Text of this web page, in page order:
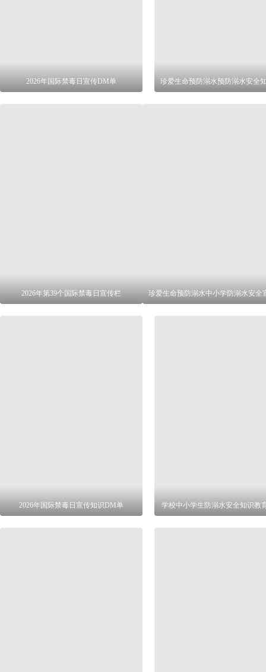
2026年国际禁毒日宣传DM单
2026年第39个国际禁毒日宣传栏
2026年国际禁毒日宣传知识DM单 学校中小学生防溺水安全知识教